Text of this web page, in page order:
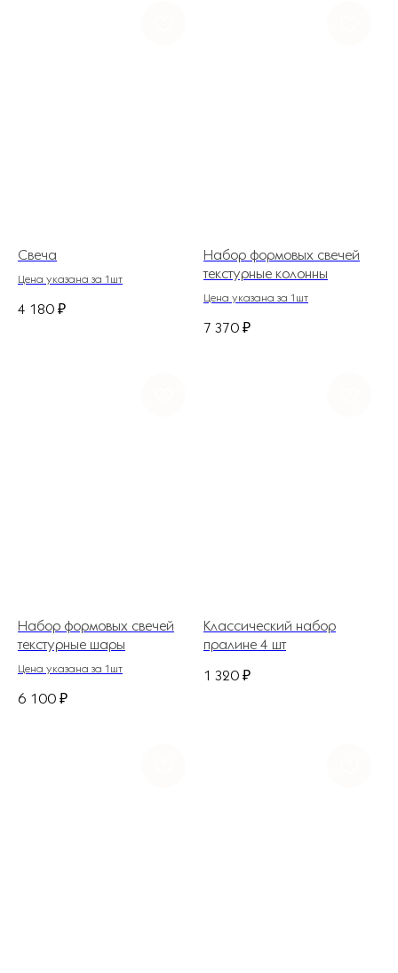
Свеча
Цена указана за 1шт
4 180 ₽
Набор формовых свечей
текстурные колонны
Цена указана за 1шт
7 370 ₽
Набор формовых свечей
текстурные шары
Цена указана за 1шт
6 100 ₽
Классический набор
пралине 4 шт
1 320 ₽